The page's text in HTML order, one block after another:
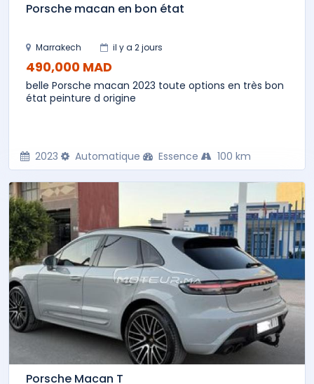
Porsche macan en bon état
Marrakech il y a 2 jours
490,000 MAD
belle Porsche macan 2023 toute options en très bon
état peinture d origine
2023 Automatique Essence 100 km
Porsche Macan T